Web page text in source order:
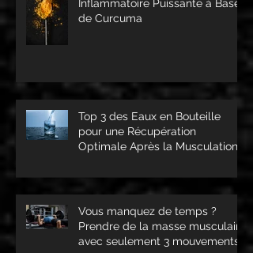
Inflammatoire Puissante à Base
de Curcuma
Top 3 des Eaux en Bouteille
pour une Récupération
Optimale Après la Musculation
Vous manquez de temps ?
Prendre de la masse musculaire
avec seulement 3 mouvements